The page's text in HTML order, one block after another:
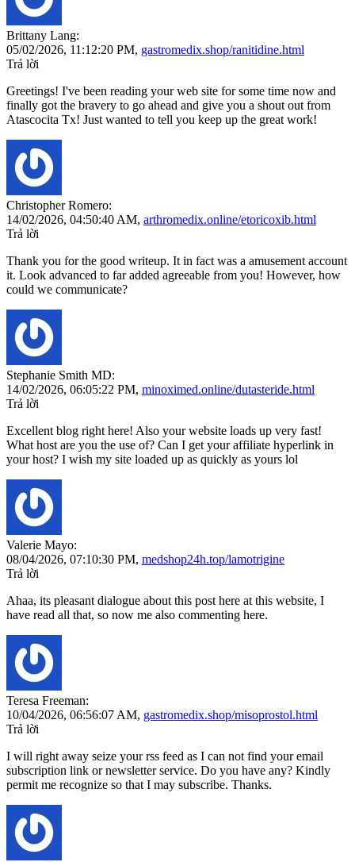
Brittany Lang:
05/02/2026, 11:12:20 PM, gastromedix.shop/ranitidine.html
Trả lời
Greetings! I've been reading your web site for some time now and
finally got the bravery to go ahead and give you a shout out from
Atascocita Tx! Just wanted to tell you keep up the great work!
Christopher Romero:
14/02/2026, 04:50:40 AM, arthromedix.online/etoricoxib.html
Trả lời
Thank you for the good writeup. It in fact was a amusement account
it. Look advanced to far added agreeable from you! However, how
could we communicate?
Stephanie Smith MD:
14/02/2026, 06:05:22 PM, minoximed.online/dutasteride.html
Trả lời
Excellent blog right here! Also your website loads up very fast!
What host are you the use of? Can I get your affiliate hyperlink in
your host? I wish my site loaded up as quickly as yours lol
Valerie Mayo:
08/04/2026, 07:10:30 PM, medshop24h.top/lamotrigine
Trả lời
Ahaa, its pleasant dialogue about this post here at this website, I
have read all that, so now me also commenting here.
Teresa Freeman:
10/04/2026, 06:56:07 AM, gastromedix.shop/misoprostol.html
Trả lời
I will right away seize your rss feed as I can not find your email
subscription link or newsletter service. Do you have any? Kindly
permit me recognize so that I may subscribe. Thanks.